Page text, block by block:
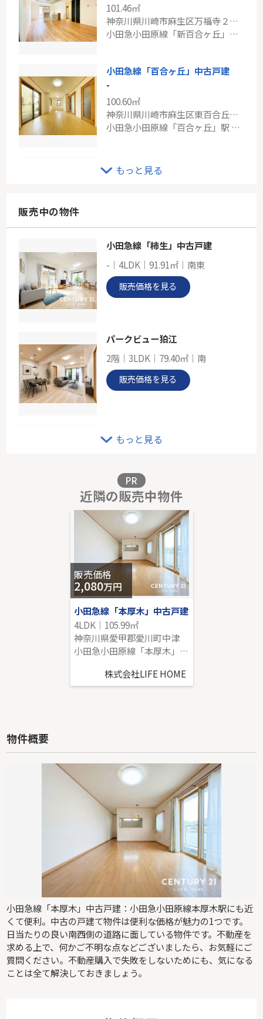
101.46㎡
神奈川県川崎市麻生区万福寺２丁目
小田急小田原線「新百合ヶ丘」駅 徒歩9分
小田急線「百合ヶ丘」中古戸建
-
100.60㎡
神奈川県川崎市麻生区東百合丘１丁目
小田急小田原線「百合ヶ丘」駅 バス8分 「餅坂」 停歩2分
ＪＲ横浜線「小机」新築戸建て
-
-
85.01㎡
神奈川県横浜市都筑区あゆみが丘
もっと見る
販売中の物件
小田急線「柿生」中古戸建
-｜4LDK｜91.91㎡｜南東
販売価格を見る
パークビュー狛江
2階｜3LDK｜79.40㎡｜南
販売価格を見る
販売価格を見る
-｜4LDK｜97.70㎡｜-
販売価格を見る
もっと見る
PR
近隣の販売中物件
販売価格
2,080万円
小田急線「本厚木」中古戸建
4LDK｜105.99㎡
神奈川県愛甲郡愛川町中津
小田急小田原線「本厚木」駅 バス28分 「東中学校前（愛川町）」 停歩2分
株式会社LIFE HOME
物件概要
小田急線「本厚木」中古戸建：小田急小田原線本厚木駅にも近
くて便利。中古の戸建て物件は便利な価格が魅力の1つです。
日当たりの良い南西側の道路に面している物件です。不動産を
求める上で、何かご不明な点などございましたら、お気軽にご
質問ください。不動産購入で失敗をしないためにも、気になる
ことは全て解決しておきましょう。